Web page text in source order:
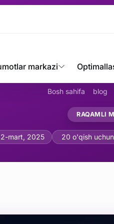
markazi
Bosh sahifa blog
RAQAMLI
mart, 2025 20 o'qish